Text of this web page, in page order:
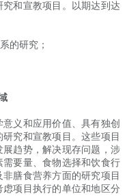
和宣教项目。以期达到达
的研究；
义和应用价值、具有独创
究和宣教项目。这些项目
趋势，解决现存问题，涉
要量、食物选择和饮食行
膳食营养方面的研究项目
项目执行的单位和地区分